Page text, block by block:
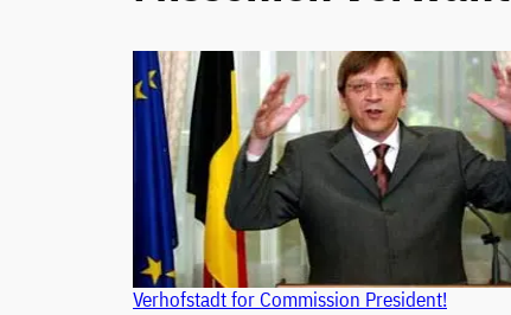
Verhofstadt for Commission President!